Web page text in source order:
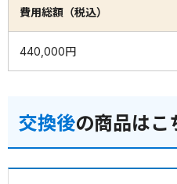
費用総額（税込）
440,000円
交換後の商品はこ